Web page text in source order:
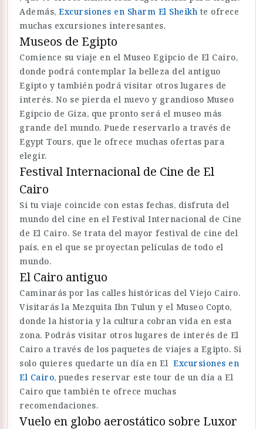
Además, Excursiones en Sharm El Sheikh te ofrece
muchas excursiones interesantes.
Museos de Egipto
Comience su viaje en el Museo Egipcio de El Cairo,
donde podrá contemplar la belleza del antiguo
Egipto y también podrá visitar otros lugares de
interés. No se pierda el nuevo y grandioso Museo
Egipcio de Giza, que pronto será el museo más
grande del mundo. Puede reservarlo a través de
Egypt Tours, que le ofrece muchas ofertas para
elegir.
Festival Internacional de Cine de El
Cairo
Si tu viaje coincide con estas fechas, disfruta del
mundo del cine en el Festival Internacional de Cine
de El Cairo. Se trata del mayor festival de cine del
país, en el que se proyectan películas de todo el
mundo.
El Cairo antiguo
Caminarás por las calles históricas del Viejo Cairo.
Visitarás la Mezquita Ibn Tulun y el Museo Copto,
donde la historia y la cultura cobran vida en esta
zona. Podrás visitar otros lugares de interés de El
Cairo a través de los paquetes de viajes a Egipto. Si
solo quieres quedarte un día en El Excursiones en
El Cairo, puedes reservar este tour de un día a El
Cairo que también te ofrece muchas
recomendaciones.
Vuelo en globo aerostático sobre Luxor